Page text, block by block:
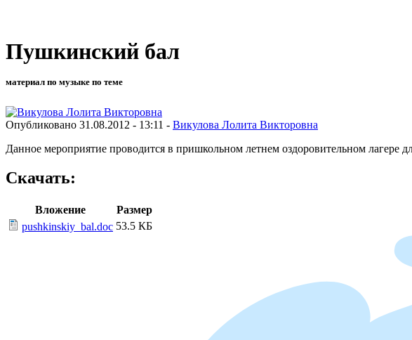
Пушкинский бал
материал по музыке по теме
Опубликовано 31.08.2012 - 13:11 - Викулова Лолита Викторовна
Данное мероприятие проводится в пришкольном летнем оздоровительном лагере
Скачать:
Вложение
Размер
pushkinskiy_bal.doc 53.5 КБ